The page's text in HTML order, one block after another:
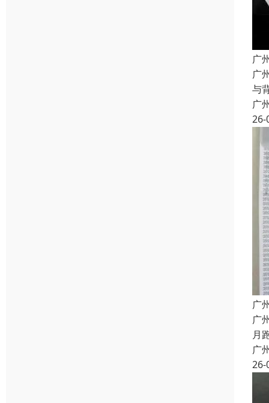
广
广
与
广
26-
广
广
月
广
26-